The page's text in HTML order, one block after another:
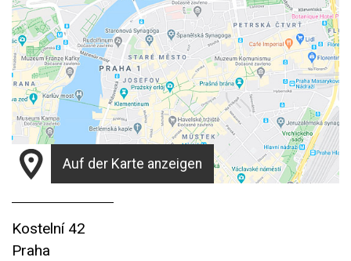
Auf der Karte anzeigen
Kostelní 42
Praha